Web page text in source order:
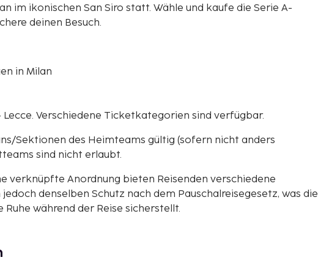
im ikonischen San Siro statt. Wähle und kaufe die Serie A-
deinen Besuch.
in Milan
Lecce. Verschiedene Ticketkategorien sind verfügbar.
Sektionen des Heimteams gültig (sofern nicht anders
sind nicht erlaubt.
verknüpfte Anordnung bieten Reisenden verschiedene
denselben Schutz nach dem Pauschalreisegesetz, was die
Ruhe während der Reise sicherstellt.